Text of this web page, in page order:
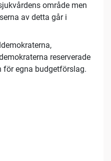
område men
av detta går i
reserverade
egna budgetförslag.